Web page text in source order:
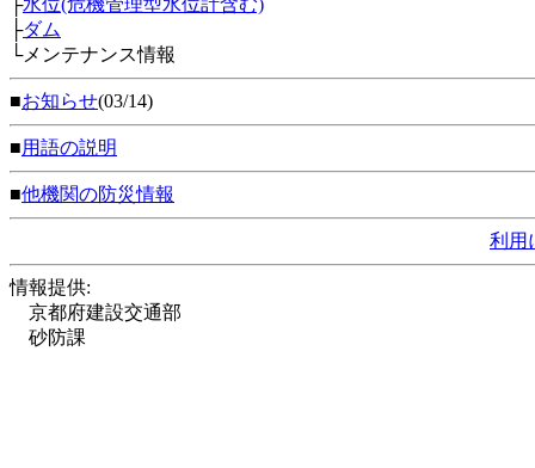
├水位(危機管理型水位計含む)
├ダム
└メンテナンス情報
■お知らせ(03/14)
■用語の説明
■他機関の防災情報
利用
情報提供:
京都府建設交通部
砂防課